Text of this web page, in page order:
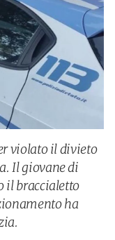
violato il divieto
Il giovane di
il braccialetto
ha